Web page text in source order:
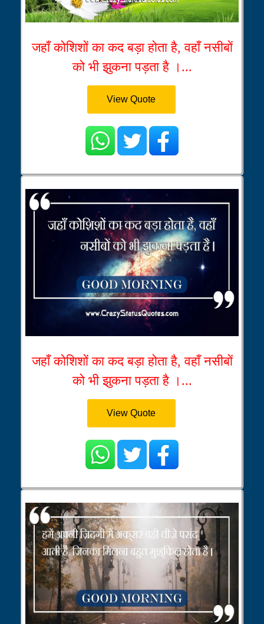
जहाँ कोशिशों का कद बड़ा होता है, वहाँ नसीबों
को भी झुकना पड़ता है ।...
View Quote
जहाँ कोशिशों का कद बड़ा होता है, वहाँ नसीबों
को भी झुकना पड़ता है ।...
View Quote